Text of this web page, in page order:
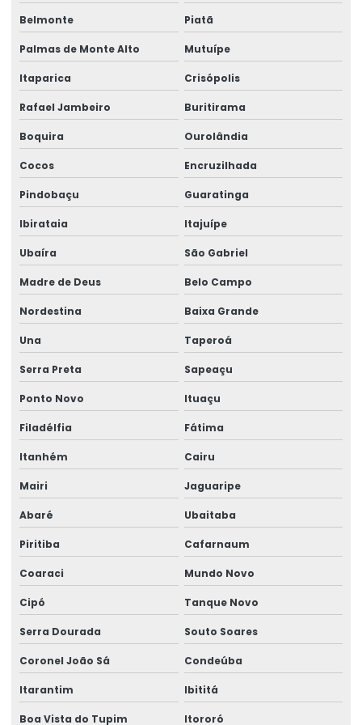
Licenciamento ambiental e outorga
Licenciamento ambiental pequena propriedade rural
Licenciamento ambiental para pequenas empresas
Licenciamento ambiental prévio
Licenciamento ambiental produtor rural
Licenciamento ambiental para projetos de irrigação
Licenciamento ambiental para reciclagem
Licenciamento ambiental de rodovias
Licenciamento ambiental rural
Licenciamento ambiental serviço
Licenciamento ambiental em unidades de conservação
Licenciamento ambiental urbano
Licenciamento ambiental usina fotovoltaica
Processo de licenciamento ambiental
Renovação da licença de operação
Serviço de consultoria ambiental
Serviço de licenciamento ambiental
Sistema de gestão ambiental
Sustentabilidade empresarial
Belmonte Piatã
Palmas de Monte Alto Mutuípe
Itaparica Crisópolis
Rafael Jambeiro Buritirama
Boquira Ourolândia
Cocos Encruzilhada
Pindobaçu Guaratinga
Ibirataia Itajuípe
Ubaíra São Gabriel
Madre de Deus Belo Campo
Nordestina Baixa Grande
Una Taperoá
Serra Preta Sapeaçu
Ponto Novo Ituaçu
Filadélfia Fátima
Itanhém Cairu
Mairi Jaguaripe
Abaré Ubaitaba
Piritiba Cafarnaum
Coaraci Mundo Novo
Cipó Tanque Novo
Serra Dourada Souto Soares
Coronel João Sá Condeúba
Itarantim Ibititá
Boa Vista do Tupim Itororó